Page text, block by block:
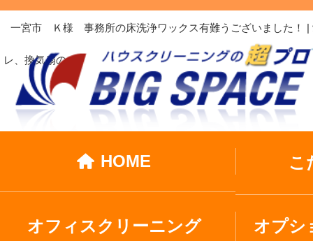
一宮市 Ｋ様 事務所の床洗浄ワックス有難うございました！ |
レ、換気扇の…
HOME こ
オフィスクリーニング オプシ